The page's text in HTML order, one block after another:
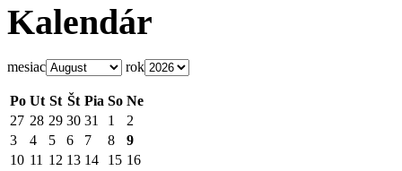
Kalendár
mesiac rok
Po Ut St Št Pia So Ne
27 28 29 30 31 1
2
3
4 5 6 7 8
9
10 11 12 13 14 15 16